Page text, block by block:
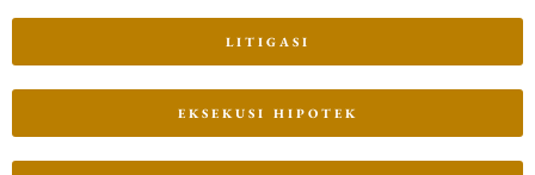
LITIGASI
EKSEKUSI HIPOTEK